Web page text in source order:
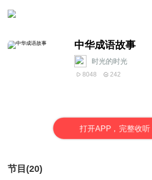
中华成语故事
时光的时光
8048 242
打开APP，完整收听
节目(20)